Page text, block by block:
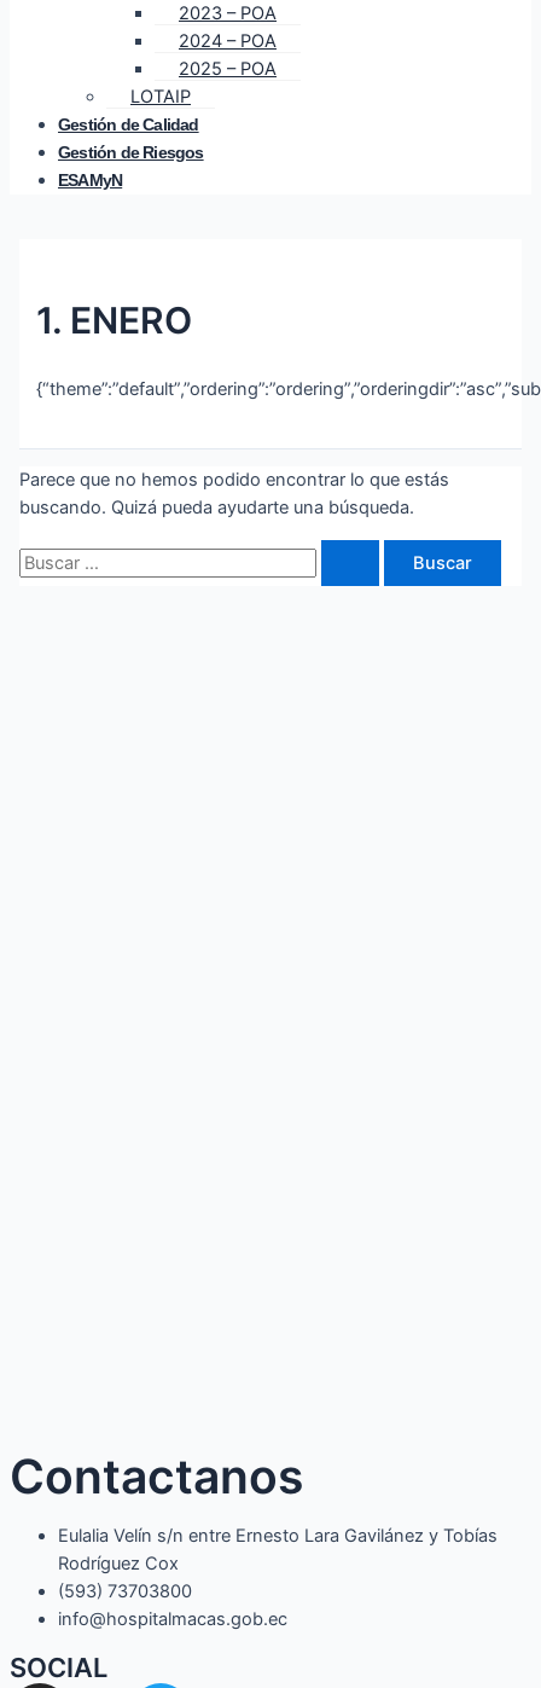
2023 – POA
2024 – POA
2025 – POA
LOTAIP
Gestión de Calidad
Gestión de Riesgos
ESAMyN
1. ENERO
Parece que no hemos podido encontrar lo que estás
buscando. Quizá pueda ayudarte una búsqueda.
Buscar
por:
Contactanos
Eulalia Velín s/n entre Ernesto Lara Gavilánez y Tobías
Rodríguez Cox
(593) 73703800​
info@hospitalmacas.gob.ec
SOCIAL